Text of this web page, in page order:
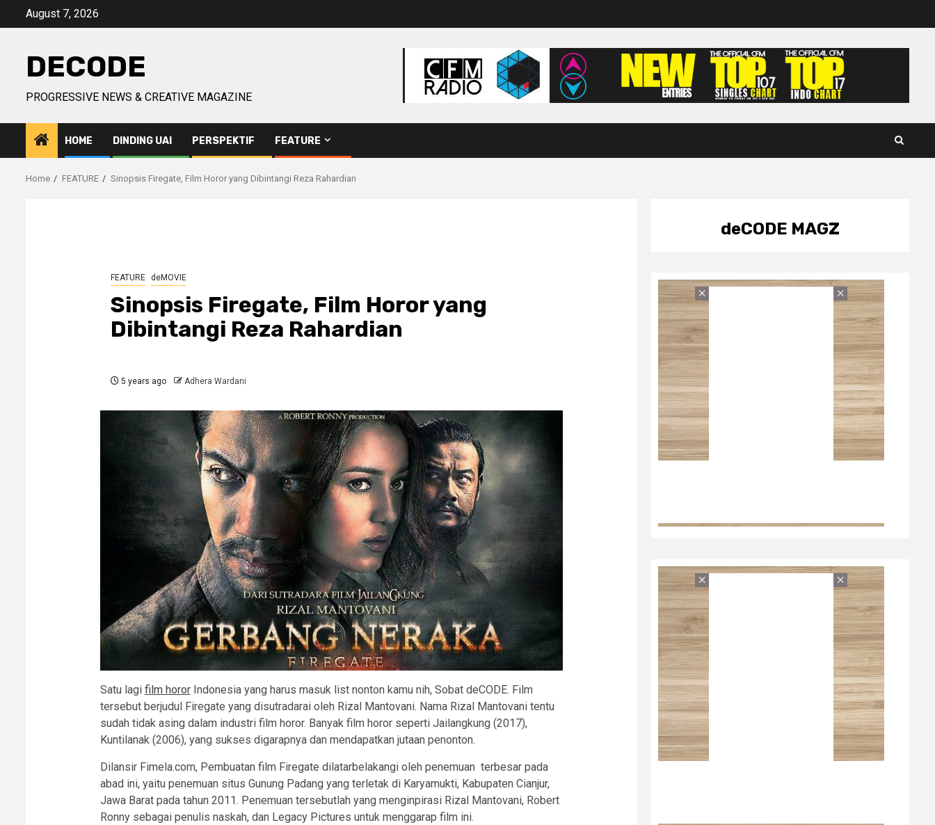
August 7, 2026
DECODE
PROGRESSIVE NEWS & CREATIVE MAGAZINE
HOME DINDING UAI PERSPEKTIF FEATURE
Home FEATURE Sinopsis Firegate, Film Horor yang Dibintangi Reza Rahardian
FEATURE deMOVIE
Sinopsis Firegate, Film Horor yang
Dibintangi Reza Rahardian
5 years ago Adhera Wardani
Satu lagi film hororIndonesia yang harus masuk list nonton kamu nih, Sobat deCODE. Film
tersebut berjudul Firegate yang disutradarai oleh Rizal Mantovani. Nama Rizal Mantovani tentu
sudah tidak asing dalam industri film horor. Banyak film horor seperti Jailangkung (2017),
Kuntilanak (2006), yang sukses digarapnya dan mendapatkan jutaan penonton.
Dilansir Fimela.com, Pembuatan film Firegate dilatarbelakangi oleh penemuan terbesar pada
abad ini, yaitu penemuan situs Gunung Padang yang terletak di Karyamukti, Kabupaten Cianjur,
Jawa Barat pada tahun 2011. Penemuan tersebutlah yang menginpirasi Rizal Mantovani, Robert
Ronny sebagai penulis naskah, dan Legacy Pictures untuk menggarap film ini.
deCODE MAGZ